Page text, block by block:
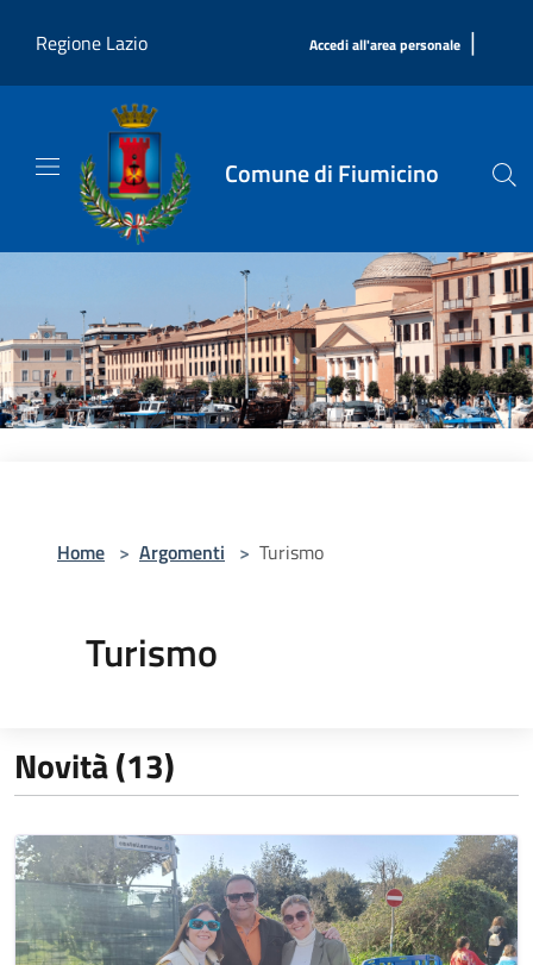
Regione Lazio
Accedi all'area personale |
Comune di Fiumicino
Home > Argomenti > Turismo
Turismo
Novità (13)